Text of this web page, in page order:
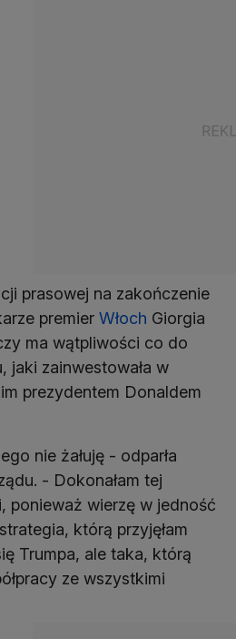
prasowej na zakończenie
premier Włoch Giorgia
ma wątpliwości co do
jaki zainwestowała w
prezydentem Donaldem
nie żałuję - odparła
- Dokonałam tej
ponieważ wierzę w jedność
którą przyjęłam
Trumpa, ale taka, którą
ze wszystkimi